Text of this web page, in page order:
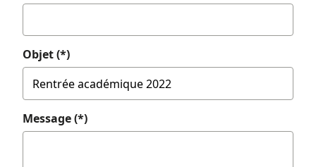
Objet (*)
Message (*)